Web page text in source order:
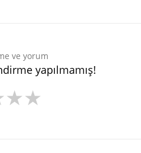
ve yorum
yapılmamış!
★★